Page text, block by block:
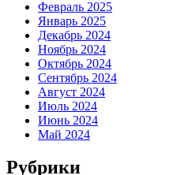
Февраль 2025
Январь 2025
Декабрь 2024
Ноябрь 2024
Октябрь 2024
Сентябрь 2024
Август 2024
Июль 2024
Июнь 2024
Май 2024
Рубрики